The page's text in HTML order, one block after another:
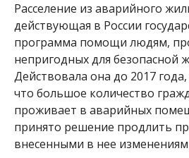
Расселение из аварийного
действующая в России
программа помощи людям,
непригодных для безопасной
Действовала она до 2017 года,
что большое количество
проживает в аварийных
принято решение продлить
внесенными в нее